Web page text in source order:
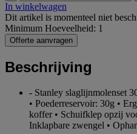
In winkelwagen
Dit artikel is momenteel niet
Minimum Hoeveelheid: 1
Offerte aanvragen
Beschrijving
- Stanley slaglijnmolenset
• Poederreservoir: 30g •
koffer • Schuifklep opzij
Inklapbare zwengel •